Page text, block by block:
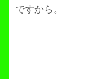
ですから。